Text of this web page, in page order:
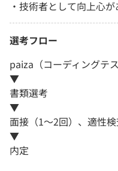
・技術者として向上心
選考フロー
paiza（コーディングテス
▼
書類選考
▼
面接（1～2回）、適性
▼
内定